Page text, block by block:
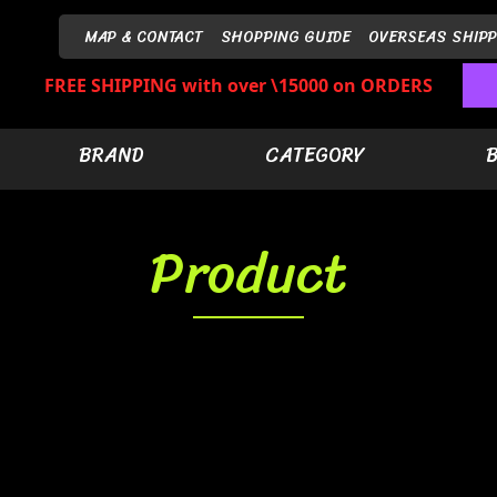
MAP & CONTACT SHOPPING GUIDE OVERSEAS
FREE SHIPPING with over \15000 on ORDERS
BRAND CATEGORY
Product